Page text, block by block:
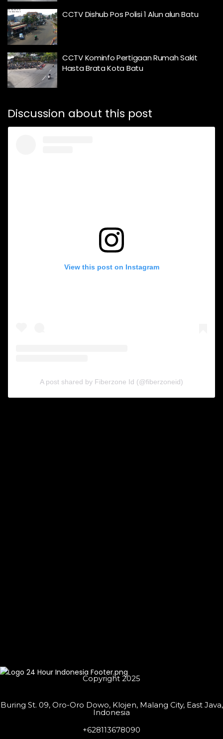
CCTV Dishub Pos Polisi 1 Alun alun Batu
CCTV Kominfo Pertigaan Rumah Sakit
Hasta Brata Kota Batu
Discussion about this post
View this post on Instagram
A post shared by Fiberzone Id (@fiberzoneid)
Copyright 2025
Buring St. 09, Oro-Oro Dowo, Klojen, Malang City, East Java,
Indonesia
+628113678090